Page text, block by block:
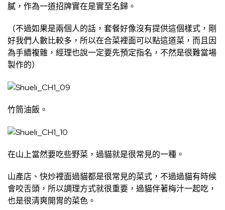
膩，作為一道招牌實在是實至名歸。
（不過如果是兩個人的話，套餐好像沒有提供這個樣式，剛
好我們人數比較多，所以在合菜裡面可以點這道菜，而且因
為手續複雜，經理也說一定要先預定指名，不然是很難當場
製作的）
竹筒油飯。
在山上當然要吃些野菜，過貓就是很常見的一種。
山產店、快炒裡面過貓都是很常見的菜式，不過過貓有時候
會咬舌頭，所以調理方式就很重要，過貓伴著梅汁一起吃，
也是很清爽開胃的菜色。